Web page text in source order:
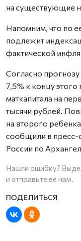
на существующие
Напомним, что по
подлежит
фактической
Согласно
7,5% к концу
маткапитала на
тыcячи рублей.
на второго
сообщили в
России по
Нашли ошибку?
и отправьте ее нам.